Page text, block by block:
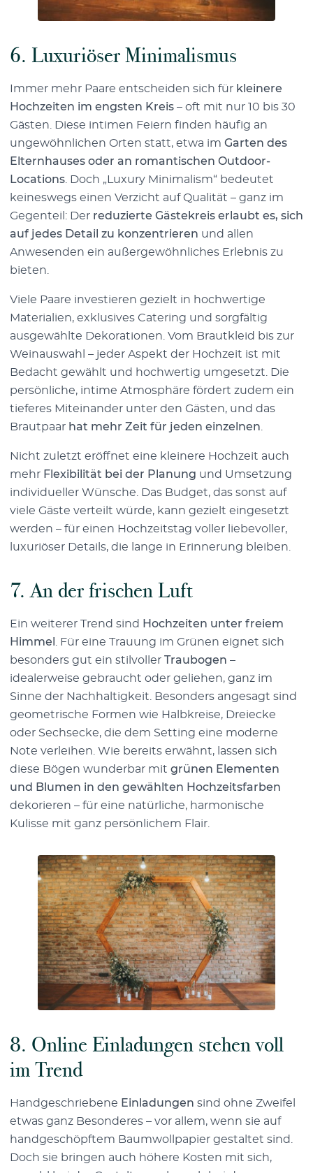
6. Luxuriöser Minimalismus
Immer mehr Paare entscheiden sich für kleinere
Hochzeiten im engsten Kreis – oft mit nur 10 bis 30
Gästen. Diese intimen Feiern finden häufig an
ungewöhnlichen Orten statt, etwa im Garten des
Elternhauses oder an romantischen Outdoor-
Locations . Doch „Luxury Minimalism“ bedeutet
keineswegs einen Verzicht auf Qualität – ganz im
Gegenteil: Der reduzierte Gästekreis erlaubt es, sich
auf jedes Detail zu konzentrieren und allen
Anwesenden ein außergewöhnliches Erlebnis zu
bieten.
Viele Paare investieren gezielt in hochwertige
Materialien, exklusives Catering und sorgfältig
ausgewählte Dekorationen. Vom Brautkleid bis zur
Weinauswahl – jeder Aspekt der Hochzeit ist mit
Bedacht gewählt und hochwertig umgesetzt. Die
persönliche, intime Atmosphäre fördert zudem ein
tieferes Miteinander unter den Gästen, und das
Brautpaar hat mehr Zeit für jeden einzelnen
Nicht zuletzt eröffnet eine kleinere Hochzeit auch
mehr Flexibilität bei der Planung und Umsetzung
individueller Wünsche. Das Budget, das sonst auf
viele Gäste verteilt würde, kann gezielt eingesetzt
werden – für einen Hochzeitstag voller liebevoller,
luxuriöser Details, die lange in Erinnerung bleiben.
7. An der frischen Luft
Ein weiterer Trend sind
Hochzeiten unter freiem
Himmel
. Für eine Trauung im Grünen eignet sich
besonders gut ein stilvoller Traubogen –
idealerweise gebraucht oder geliehen, ganz im
Sinne der Nachhaltigkeit. Besonders angesagt sind
geometrische Formen wie Halbkreise, Dreiecke
oder Sechsecke, die dem Setting eine moderne
Note verleihen. Wie bereits erwähnt, lassen sich
diese Bögen wunderbar mit grünen Elementen
und Blumen in den gewählten Hochzeitsfarben
dekorieren – für eine natürliche, harmonische
Kulisse mit ganz persönlichem Flair.
8. Online Einladungen stehen voll
im Trend
Handgeschriebene Einladungen sind ohne Zweifel
etwas ganz Besonderes – vor allem, wenn sie auf
handgeschöpftem Baumwollpapier gestaltet sind.
Doch sie bringen auch höhere Kosten mit sich,